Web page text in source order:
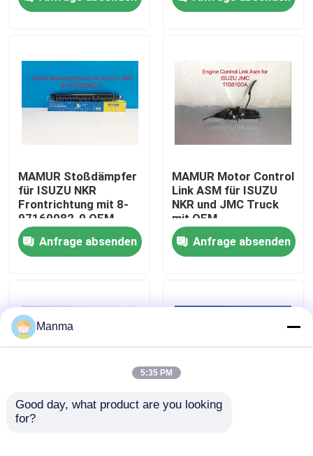
Produkte
Fabrik-Ausflug
Qualitätskontrolle
Fordern Sie ein Zitat
ISUZU Truck Parts
MAMUR Stoßdämpfer
für ISUZU NKR
Frontrichtung mit 8-
97160082-0 OEM-
Nummer ISUZU
Chassis Teile
Anfrage absenden
MAMUR Motor Control
Link ASM für ISUZU
NKR und JMC Truck
mit OEM-
Kompatibilität
Anfrage absenden
MAMUR Relais-
Manma
5:35 PM
Good day, what product are you looking
for?